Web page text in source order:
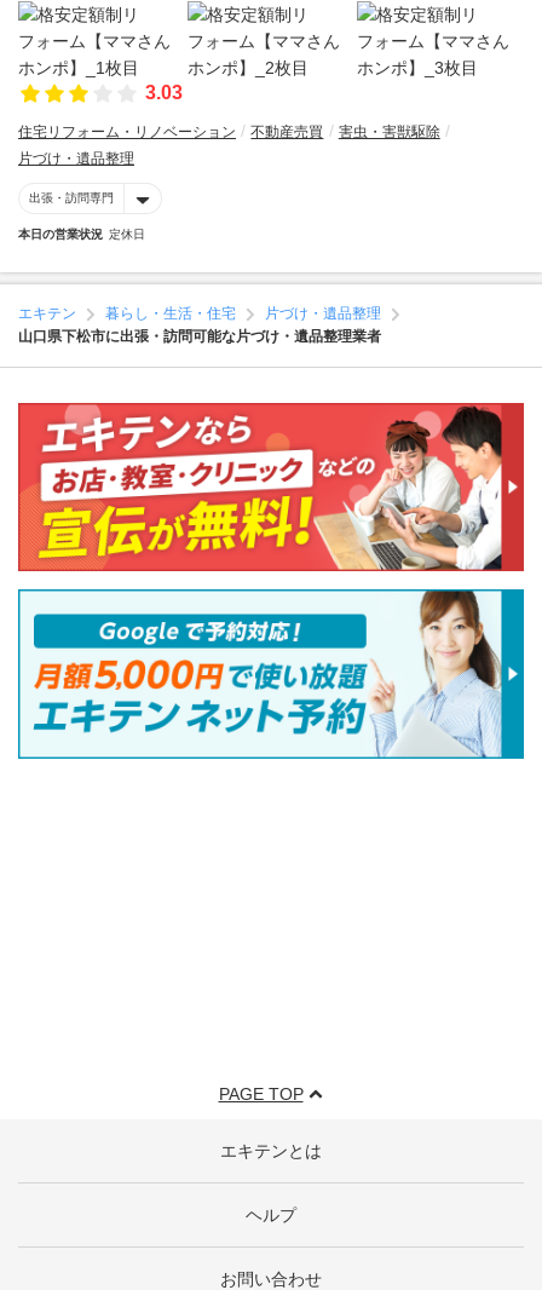
3.03
住宅リフォーム・リノベーション 不動産売買
害虫・害獣駆除
片づけ・遺品整理
出張・訪問専門
本日の営業状況 定休日
エキテン 暮らし・生活・住宅
片づけ・遺品整理
山口県下松市に出張・訪問可能な片づけ・遺品整理業者
PAGE TOP
エキテンとは
ヘルプ
お問い合わせ